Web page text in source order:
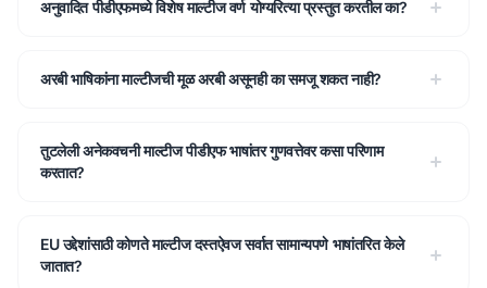
अनुवादित पीडीएफमध्ये विशेष माल्टीज वर्ण योग्यरित्या प्रस्तुत करतील का?
अरबी भाषिकांना माल्टीजची मूळ अरबी असूनही का समजू शकत नाही?
तुटलेली अनेकवचनी माल्टीज पीडीएफ भाषांतर गुणवत्तेवर कसा परिणाम
करतात?
EU उद्देशांसाठी कोणते माल्टीज दस्तऐवज सर्वात सामान्यपणे भाषांतरित केले
जातात?